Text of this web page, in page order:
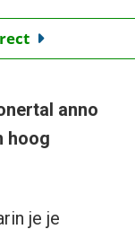
anno
hoog
je je